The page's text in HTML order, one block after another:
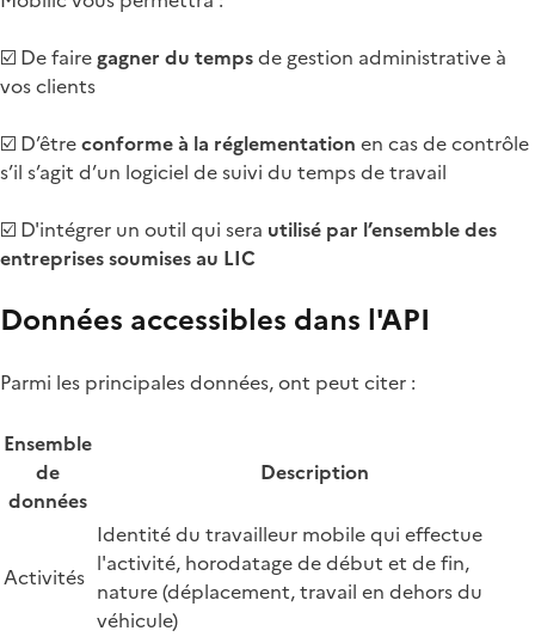
☑️ De faire gagner du tempsde gestion administrative à
vos clients
☑️ D’êtreconforme à la réglementation en cas de contrôle
s’il s’agit d’un logiciel de suivi du temps de travail
☑️ D'intégrer un outil qui sera utilisé par l’ensemble des
entreprises soumises au LIC
Données accessibles dans l'API
Parmi les principales données, ont peut citer :
Ensemble
de
données
Description
Activités
Identité du travailleur mobile qui effectue
l'activité, horodatage de début et de fin,
nature (déplacement, travail en dehors du
véhicule)